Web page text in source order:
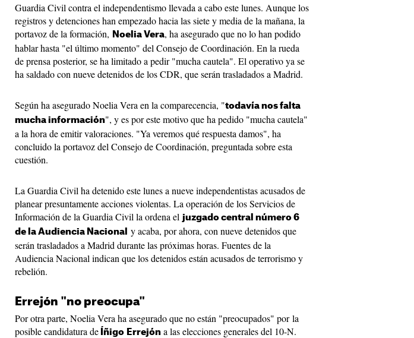
Guardia Civil contra el independentismo llevada a cabo este lunes. Aunque los
registros y detenciones han empezado hacia las siete y media de la mañana, la
portavoz de la formación, Noelia Vera, ha asegurado que no lo han podido
hablar hasta "el último momento" del Consejo de Coordinación. En la rueda
de prensa posterior, se ha limitado a pedir "mucha cautela". El operativo ya se
ha saldado con nueve detenidos de los CDR, que serán trasladados a Madrid.
Según ha asegurado Noelia Vera en la comparecencia, "todavía nos falta
mucha información", y es por este motivo que ha pedido "mucha cautela"
a la hora de emitir valoraciones. "Ya veremos qué respuesta damos", ha
concluido la portavoz del Consejo de Coordinación, preguntada sobre esta
cuestión.
La Guardia Civil ha detenido este lunes a nueve independentistas acusados de
planear presuntamente acciones violentas. La operación de los Servicios de
Información de la Guardia Civil la ordena el juzgado central número 6
de la Audiencia Nacional
y acaba, por ahora, con nueve detenidos que
serán trasladados a Madrid durante las próximas horas. Fuentes de la
Audiencia Nacional indican que los detenidos están acusados de terrorismo y
rebelión.
Errejón "no preocupa"
Por otra parte, Noelia Vera ha asegurado que no están "preocupados" por la
posible candidatura de Íñigo Errejón a las elecciones generales del 10-N.